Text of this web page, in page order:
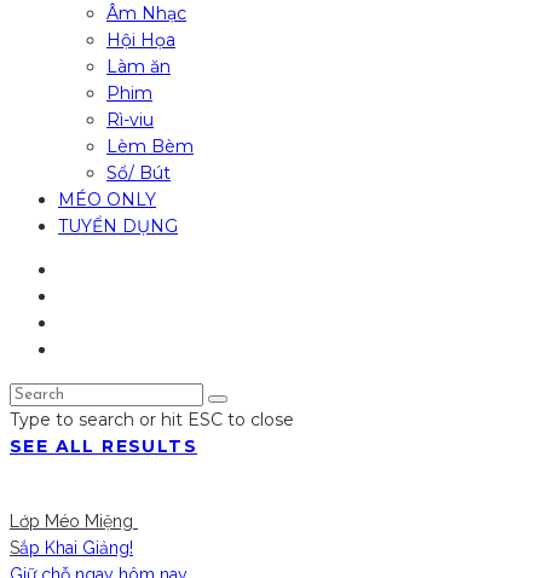
Âm Nhạc
Hội Họa
Làm ăn
Phim
Rì-viu
Lèm Bèm
Sổ/ Bút
MÉO ONLY
TUYỂN DỤNG
Type to search or hit ESC to close
SEE ALL RESULTS
Lớp Méo Miệng
Sắp Khai Giảng!